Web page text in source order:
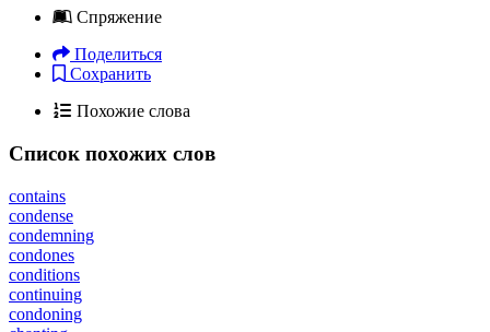
Спряжение
Поделиться
Сохранить
Похожие слова
Список похожих слов
contains
condense
condemning
condones
conditions
continuing
condoning